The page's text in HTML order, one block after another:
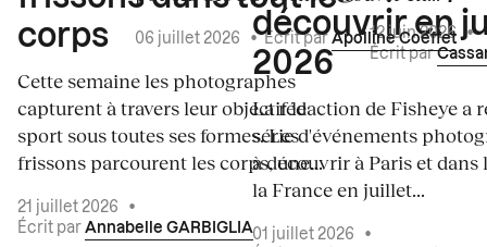
corps
Cette semaine les photographes
capturent à travers leur objectif le
sport sous toutes ses formes. Les
frissons parcourent les corps, une...
21 juillet 2026
•
Écrit par Annabelle GARBIGLIA
06 juillet 2026 •Écrit par Apolline Coëffet
découvrir en
2026
La rédaction de Fisheye a
série d'événements
à découvrir à Paris et dans
la France en juillet...
01 juillet 2026
•
12 juin 2026 •
Écrit par